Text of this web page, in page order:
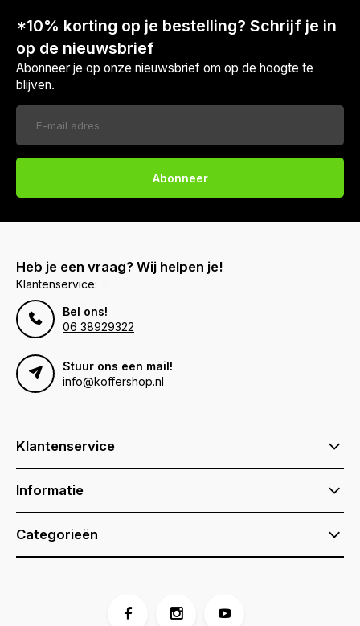
*10% korting op je bestelling? Schrijf je in
op de nieuwsbrief
Abonneer je op onze nieuwsbrief om op de hoogte te
blijven.
Abonneer
Heb je een vraag? Wij helpen je!
Klantenservice:
Bel ons!
06 38929322
Stuur ons een mail!
info@koffershop.nl
Klantenservice
Informatie
Categorieën